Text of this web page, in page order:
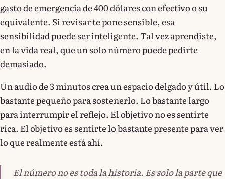
gasto de emergencia de 400 dólares con efectivo o su
equivalente. Si revisar te pone sensible, esa
sensibilidad puede ser inteligente. Tal vez aprendiste,
en la vida real, que un solo número puede pedirte
demasiado.
Un audio de 3 minutos crea un espacio delgado y útil. Lo
bastante pequeño para sostenerlo. Lo bastante largo
para interrumpir el reflejo. El objetivo no es sentirte
rica. El objetivo es sentirte lo bastante presente para ver
lo que realmente está ahí.
El número no es toda la historia. Es solo la parte que